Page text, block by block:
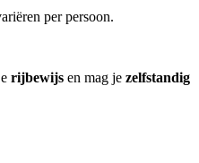
per persoon.
rijbewijs en mag je zelfstandig